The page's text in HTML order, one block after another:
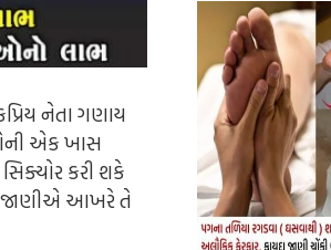
નેતા ગણાય
એક ખાસ
કરી શકે
જાણીએ આખરે તે